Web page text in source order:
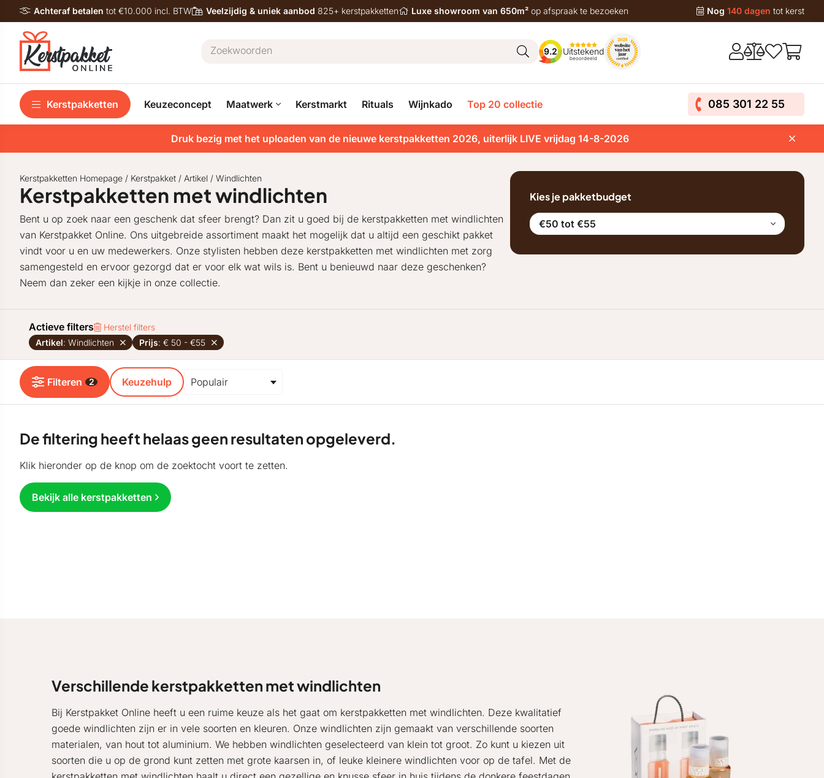
Achteraf betalen tot €10.000 incl. BTW Veelzijdig & uniek aanbod 825+ kerstpakketten Luxe showroom van 650m² op afspraak te bezoeken Nog 140 dagen tot kerst
9.2 Uitstekend
beoordeeld
Kerstpakketten Keuzeconcept Maatwerk Kerstmarkt Rituals Wijnkado Top 20 collectie 085 301 22 55
Druk bezig met het uploaden van de nieuwe kerstpakketten 2026, uiterlijk LIVE vrijdag 14-8-2026
Kerstpakketten Homepage / Kerstpakket / Artikel / Windlichten
Kerstpakketten met windlichten
Bent u op zoek naar een geschenk dat sfeer brengt? Dan zit u goed bij de kerstpakketten met windlichten
van Kerstpakket Online. Ons uitgebreide assortiment maakt het mogelijk dat u altijd een geschikt pakket
vindt voor u en uw medewerkers. Onze stylisten hebben deze kerstpakketten met windlichten met zorg
samengesteld en ervoor gezorgd dat er voor elk wat wils is. Bent u benieuwd naar deze geschenken?
Neem dan zeker een kijkje in onze collectie.
Kies je pakketbudget
€50 tot €55
Actieve filters
Herstel filters
Artikel: Windlichten Prijs: € 50 - €55
Filteren 2 Keuzehulp
De filtering heeft helaas geen resultaten opgeleverd.
Klik hieronder op de knop om de zoektocht voort te zetten.
Bekijk alle kerstpakketten
Verschillende kerstpakketten met windlichten
Bij Kerstpakket Online heeft u een ruime keuze als het gaat om kerstpakketten met windlichten. Deze kwalitatief
goede windlichten zijn er in vele soorten en kleuren. Onze windlichten zijn gemaakt van verschillende soorten
materialen, van hout tot aluminium. We hebben windlichten geselecteerd van klein tot groot. Zo kunt u kiezen uit
soorten die u op de grond kunt zetten met grote kaarsen in, of leuke kleinere windlichten voor op de tafel. Met de